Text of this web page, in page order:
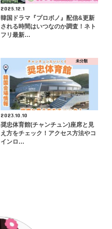
2025.12.1
韓国ドラマ『プロボノ』配信&更新
される時間はいつなのか調査！ネト
フリ最新…
未分類
2023.10.10
奨忠体育館(チャンチュン)座席と見
え方をチェック！アクセス方法やコ
インロ…